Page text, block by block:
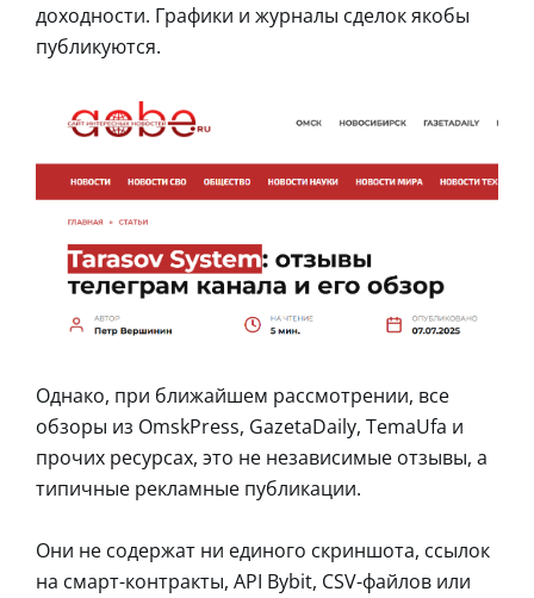
доходности. Графики и журналы сделок якобы
публикуются.
Однако, при ближайшем рассмотрении, все
обзоры из OmskPress, GazetaDaily, TemaUfa и
прочих ресурсах, это не независимые отзывы, а
типичные рекламные публикации.
Они не содержат ни единого скриншота, ссылок
на смарт-контракты, API Bybit, CSV-файлов или